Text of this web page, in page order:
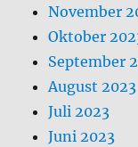
November
Oktober
September
August 2023
Juli 2023
Juni 2023